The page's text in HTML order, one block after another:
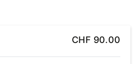
CHF 90.00